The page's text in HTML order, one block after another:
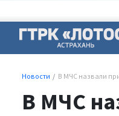
Новости В МЧС назвали
В МЧС